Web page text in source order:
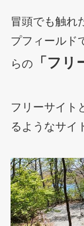
冒頭でも触れ
プフィールド
らの
「フリ
フリーサイト
るようなサイ